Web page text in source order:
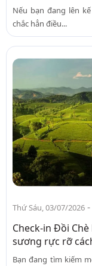
Nếu bạn đang lên
chắc hẳn điều...
Thứ Sáu, 03/07/2026 -
Check-in Đồi Chè
sương rực rỡ
Bạn đang tìm kiếm